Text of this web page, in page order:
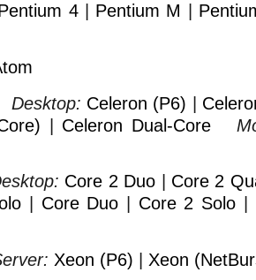
4| Pentium M
Desktop: Celeron (P6) |
| Celeron Dual-Core
Core 2 Duo
Core 2
Core Duo Core 2 Solo
Xeon (P6) Xeon